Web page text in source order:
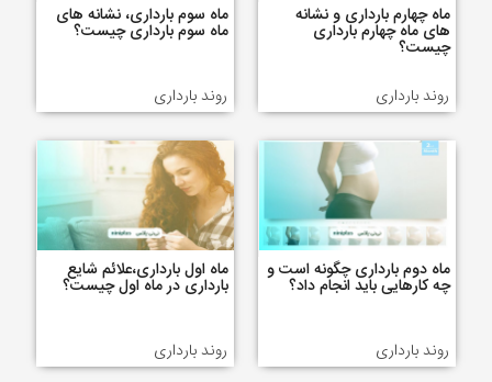
ماه چهارم بارداری و نشانه
های ماه چهارم بارداری
چیست؟
روند بارداری
ماه سوم بارداری، نشانه های
ماه سوم بارداری چیست؟
روند بارداری
ماه دوم بارداری چگونه است و
چه کارهایی باید انجام داد؟
روند بارداری
ماه اول بارداری،علائم شایع
بارداری در ماه اول چیست؟
روند بارداری